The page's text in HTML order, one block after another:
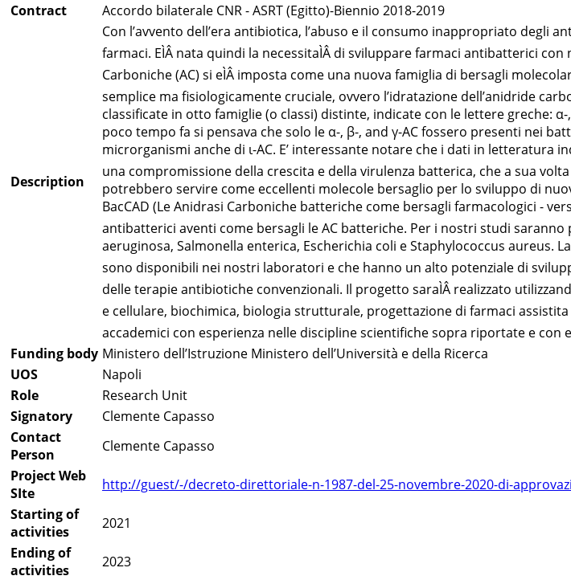
Contract Accordo bilaterale CNR - ASRT (Egitto)-Biennio 2018-2019
Description
Con l’avvento dell’era antibiotica, l’abuso e il consumo inappropriato degli
farmaci. EÌÂ nata quindi la necessitaÌÂ di sviluppare farmaci antibatterici
Carboniche (AC) si eÌÂ imposta come una nuova famiglia di bersagli
semplice ma fisiologicamente cruciale, ovvero l’idratazione dell’anidride
classificate in otto famiglie (o classi) distinte, indicate con le lettere greche:
poco tempo fa si pensava che solo le α-, β-, and γ-AC fossero presenti nei
microrganismi anche di ι-AC. E’ interessante notare che i dati in letteratura
una compromissione della crescita e della virulenza batterica, che a sua
potrebbero servire come eccellenti molecole bersaglio per lo sviluppo di
BacCAD (Le Anidrasi Carboniche batteriche come bersagli farmacologici -
antibatterici aventi come bersagli le AC batteriche. Per i nostri studi
aeruginosa, Salmonella enterica, Escherichia coli e Staphylococcus aureus.
sono disponibili nei nostri laboratori e che hanno un alto potenziale di
delle terapie antibiotiche convenzionali. Il progetto saraÌÂ realizzato
e cellulare, biochimica, biologia strutturale, progettazione di farmaci
accademici con esperienza nelle discipline scientifiche sopra riportate e con
Funding body Ministero dell’Istruzione Ministero dell’Università e della Ricerca
UOS
Napoli
Role
Research Unit
Signatory
Clemente Capasso
Contact
Person
Clemente Capasso
Project Web
SIte
http://guest/-/decreto-direttoriale-n-1987-del-25-novembre-2020-di-
Starting of
activities
2021
Ending of
activities
2023